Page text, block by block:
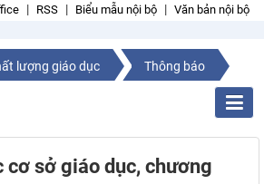
RSS Biểu mẫu nội bộ Văn bản nội bộ
lượng giáo dục Thông báo
cơ sở giáo dục, chương